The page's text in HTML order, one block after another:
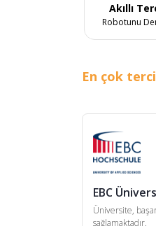
Akıllı
Robotunu
En çok
EBC
Üniversite,
sağlamaktadır.